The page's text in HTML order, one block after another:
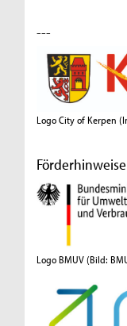
---
Logo City of Kerpen
Förderhinweise
Logo BMUV (Bild: